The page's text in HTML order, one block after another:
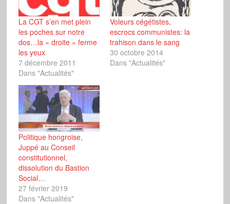
La CGT s’en met plein
les poches sur notre
dos…la « droite » ferme
les yeux
7 décembre 2011
Dans "Actualités"
Voleurs cégétistes,
escrocs communistes: la
trahison dans le sang
30 octobre 2014
Dans "Actualités"
Politique hongroise,
Juppé au Conseil
constitutionnel,
dissolution du Bastion
Social…
27 février 2019
Dans "Actualités"